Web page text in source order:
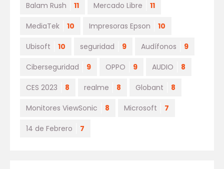
Balam Rush 11 Mercado Libre 11
MediaTek 10 Impresoras Epson 10
Ubisoft 10 seguridad 9 Audífonos 9
Ciberseguridad 9 OPPO 9 AUDIO 8
CES 2023 8 realme 8 Globant 8
Monitores ViewSonic 8 Microsoft 7
14 de Febrero 7